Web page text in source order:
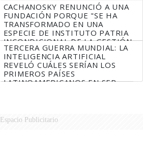
CACHANOSKY RENUNCIÓ A UNA
FUNDACIÓN PORQUE "SE HA
TRANSFORMADO EN UNA
ESPECIE DE INSTITUTO PATRIA
INCONDICIONAL DE LA GESTIÓN
DE MILEI"
TERCERA GUERRA MUNDIAL: LA
INTELIGENCIA ARTIFICIAL
REVELÓ CUÁLES SERÍAN LOS
PRIMEROS PAÍSES
LATINOAMERICANOS EN SER
Espacio Publicitario